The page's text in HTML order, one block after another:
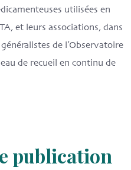
utilisées en
et leurs associations, dans
de l’Observatoire
de recueil en continu de
publication